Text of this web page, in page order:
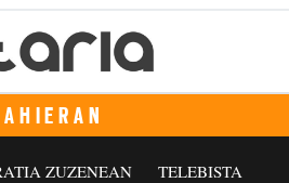
ZUZENEAN TELEBISTA